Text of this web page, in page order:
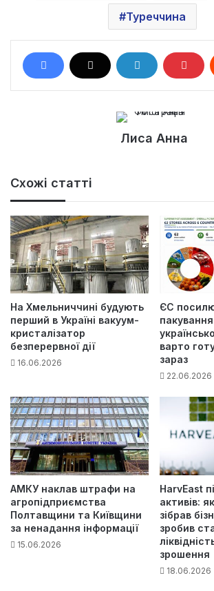
Туреччина
Лиса Анна
Схожі статті
На Хмельниччині будують
перший в Україні вакуум-
кристалізатор
безперервної дії
16.06.2026
ЄС
варто
зараз
22.06.2026
АМКУ наклав штрафи на
агропідприємства
Полтавщини та Київщини
за ненадання інформації
15.06.2026
HarvEast
активів:
зібрав
зробив
зрошення
18.06.2026